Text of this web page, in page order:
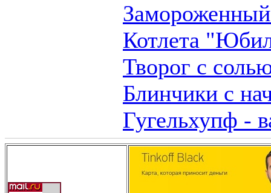
Котлета
Творог с
Блинчики с
Гугельхупф -